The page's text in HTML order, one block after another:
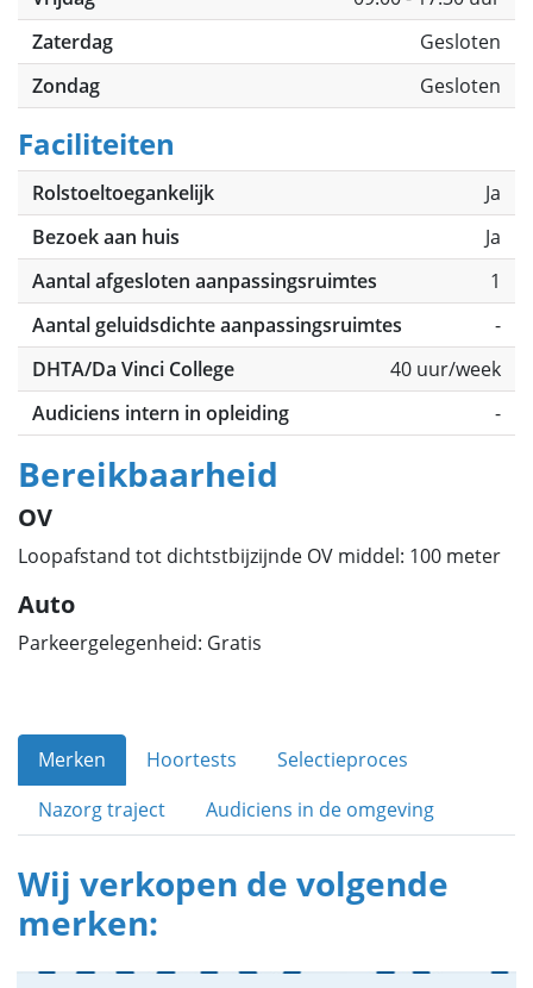
Zaterdag
Gesloten
Zondag
Gesloten
Faciliteiten
Rolstoeltoegankelijk
Ja
Bezoek aan huis
Ja
Aantal afgesloten aanpassingsruimtes
1
Aantal geluidsdichte aanpassingsruimtes
-
DHTA/Da Vinci College
40 uur/week
Audiciens intern in opleiding
-
Bereikbaarheid
OV
Loopafstand tot dichtstbijzijnde OV middel: 100 meter
Auto
Parkeergelegenheid: Gratis
Merken Hoortests
Selectieproces
Nazorg traject
Audiciens in de omgeving
Wij verkopen de volgende
merken: